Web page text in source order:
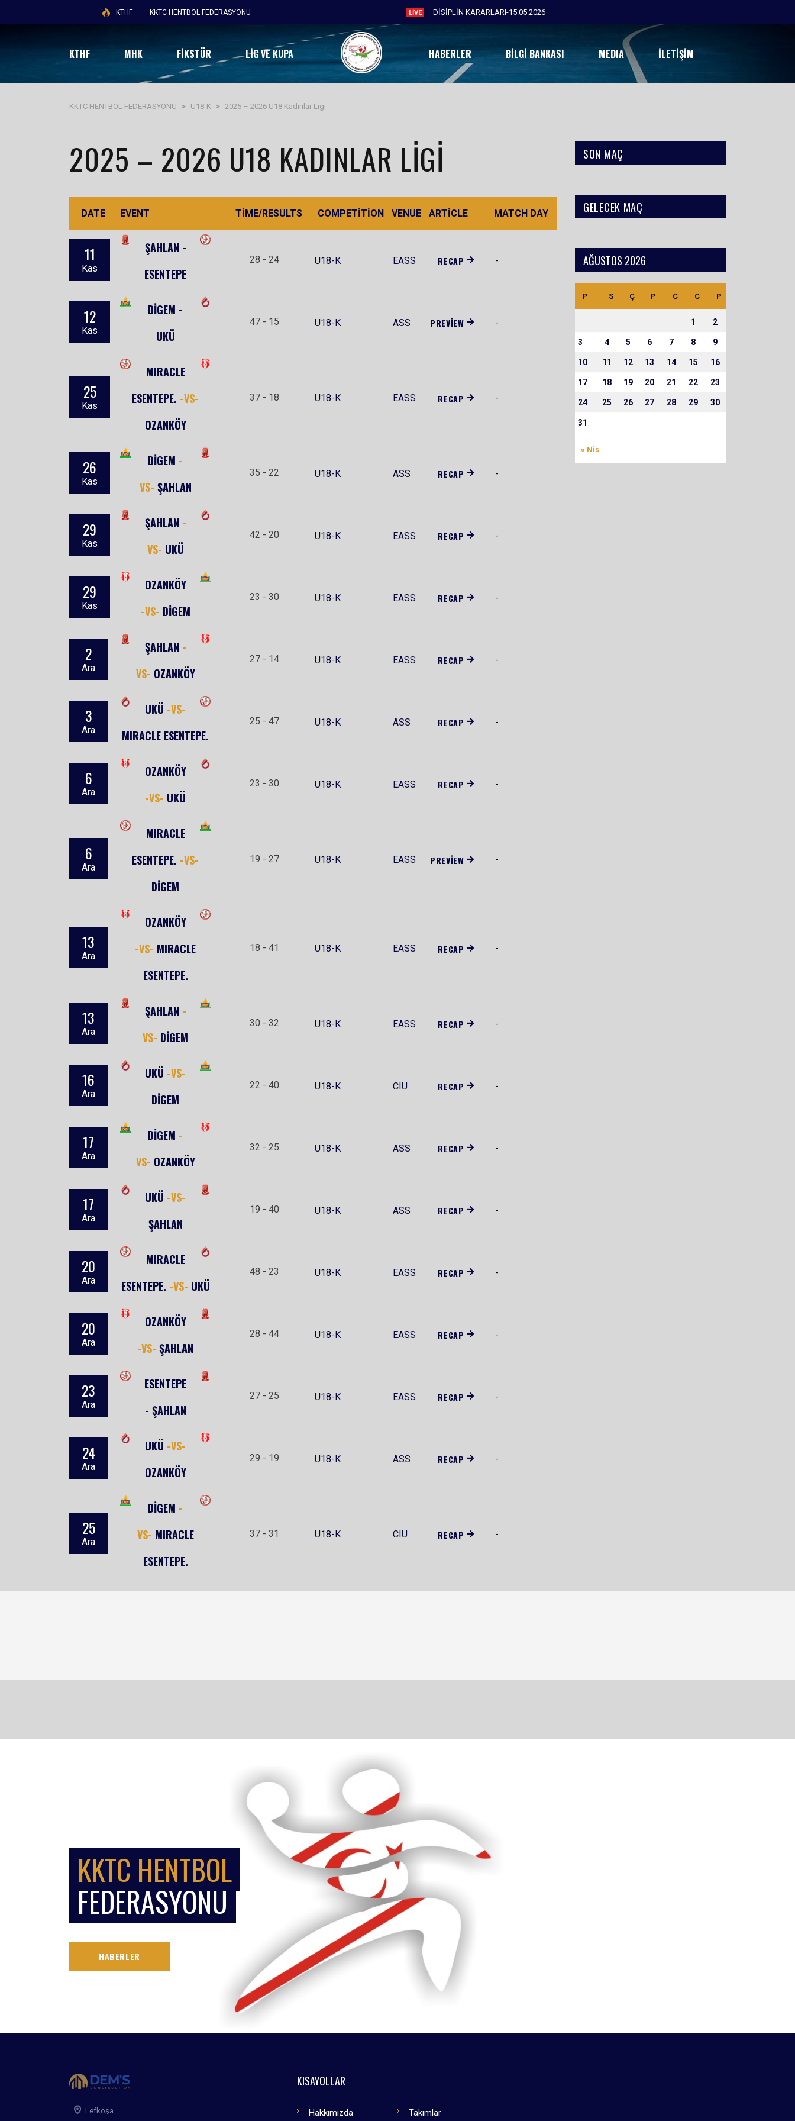
KTHF KKTC HENTBOL FEDERASYONU LIVE DİSİPLİN KARARLARI-15.05.2026
KTHF MHK FİKSTÜR LIG VE KUPA HABERLER BILGI BANKASI MEDIA İLETIŞIM
KKTC HENTBOL FEDERASYONU > U18-K > 2025 – 2026 U18 Kadınlar Ligi
2025 – 2026 U18 KADINLAR LIGI
DATE EVENT TIME/RESULTS COMPETITION VENUE ARTICLE MATCH DAY
11
Kas
ŞAHLAN -
ESENTEPE
28 - 24 U18-K EASS RECAP -
12
Kas
DİGEM -
UKÜ
47 - 15 U18-K ASS PREVIEW -
25
Kas
MIRACLE
ESENTEPE. -VS-
OZANKÖY
37 - 18 U18-K EASS RECAP -
26
Kas
DİGEM -
VS- ŞAHLAN
35 - 22 U18-K ASS RECAP -
29
Kas
ŞAHLAN -
VS- UKÜ
42 - 20 U18-K EASS RECAP -
29
Kas
OZANKÖY
-VS- DİGEM
23 - 30 U18-K EASS RECAP -
2
Ara
ŞAHLAN -
VS- OZANKÖY
27 - 14 U18-K EASS RECAP -
3
Ara
UKÜ -VS-
MIRACLE ESENTEPE.
25 - 47 U18-K ASS RECAP -
6
Ara
OZANKÖY
-VS- UKÜ
23 - 30 U18-K EASS RECAP -
6
Ara
MIRACLE
ESENTEPE. -VS-
DİGEM
19 - 27 U18-K EASS PREVIEW -
13
Ara
OZANKÖY
-VS- MIRACLE
ESENTEPE.
18 - 41 U18-K EASS RECAP -
13
Ara
ŞAHLAN -
VS- DİGEM
30 - 32 U18-K EASS RECAP -
16
Ara
UKÜ -VS-
DİGEM
22 - 40 U18-K CIU RECAP -
17
Ara
DİGEM -
VS- OZANKÖY
32 - 25 U18-K ASS RECAP -
17
Ara
UKÜ -VS-
ŞAHLAN
19 - 40 U18-K ASS RECAP -
20
Ara
MIRACLE
ESENTEPE. -VS- UKÜ
48 - 23 U18-K EASS RECAP -
20
Ara
OZANKÖY
-VS- ŞAHLAN
28 - 44 U18-K EASS RECAP -
23
Ara
ESENTEPE
- ŞAHLAN
27 - 25 U18-K EASS RECAP -
24
Ara
UKÜ -VS-
OZANKÖY
29 - 19 U18-K ASS RECAP -
25
Ara
DİGEM -
VS- MIRACLE
ESENTEPE.
37 - 31 U18-K CIU RECAP -
SON MAÇ
GELECEK MAÇ
AĞUSTOS 2026
P S Ç P C C P
« Nis
1 2
3 4 5 6 7 8 9
10 11 12 13 14 15 16
17 18 19 20 21 22 23
24 25 26 27 28 29 30
31
KKTC HENTBOL
FEDERASYONU
HABERLER
Lefkoşa
KISAYOLLAR
Hakkımızda Takımlar